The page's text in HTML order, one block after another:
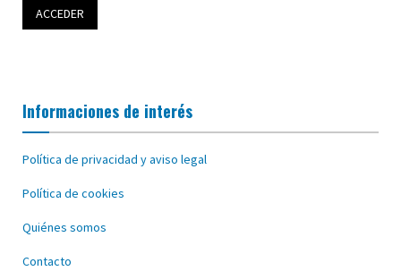
Informaciones de interés
Política de privacidad y aviso legal
Política de cookies
Quiénes somos
Contacto